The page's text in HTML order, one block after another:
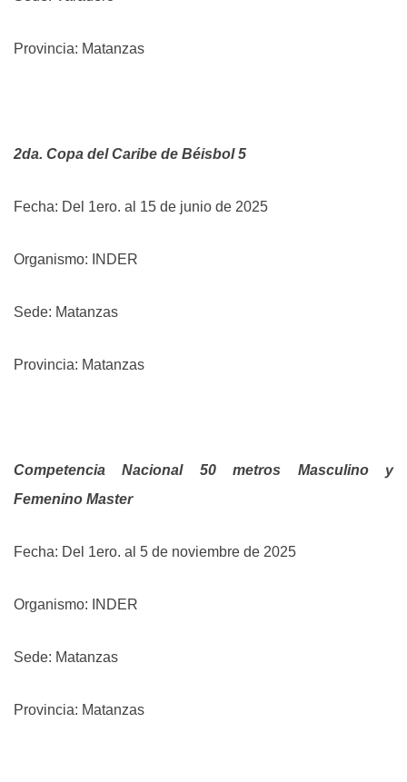
Provincia: Matanzas
2da. Copa del Caribe de Béisbol 5
Fecha: Del 1ero. al 15 de junio de 2025
Organismo: INDER
Sede: Matanzas
Provincia: Matanzas
Competencia Nacional 50 metros Masculino y
Femenino Master
Fecha: Del 1ero. al 5 de noviembre de 2025
Organismo: INDER
Sede: Matanzas
Provincia: Matanzas